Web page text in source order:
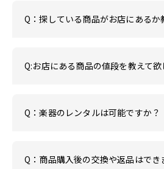
Q：探している商品がお店にあるか
Q:お店にある商品の値段を教えて欲
Q：楽器のレンタルは可能ですか？
Q：商品購入後の交換や返品はでき